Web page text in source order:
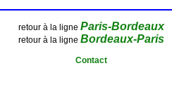
retour à la ligne Paris-Bordeaux
retour à la ligne Bordeaux-Paris
Contact